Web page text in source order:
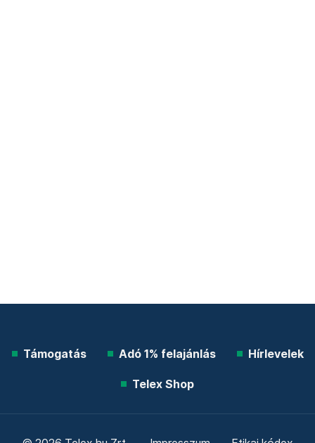
Támogatás Adó 1% felajánlás Hírlevelek
Telex Shop